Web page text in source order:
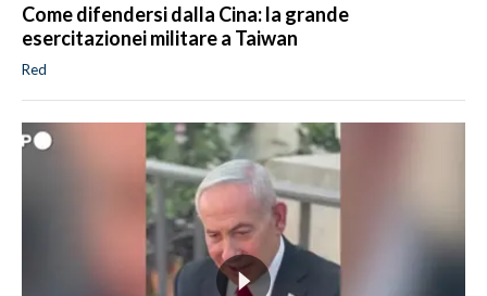
Come difendersi dalla Cina: la grande
esercitazionei militare a Taiwan
Red